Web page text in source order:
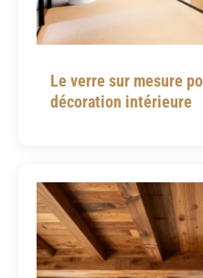
Le verre sur mesure
décoration intérieure